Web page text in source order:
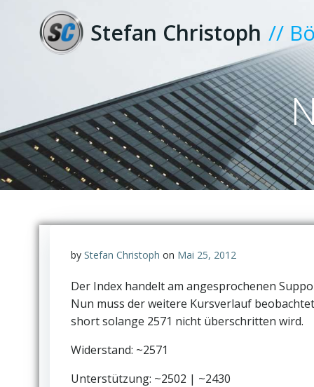
springen
Stefan Christoph //
by Stefan Christoph on Mai 25, 2012
Der Index handelt am angesprochenen
Nun muss der weitere Kursverlauf
short solange 2571 nicht überschritten wird.
Widerstand: ~2571
Unterstützung: ~2502 | ~2430